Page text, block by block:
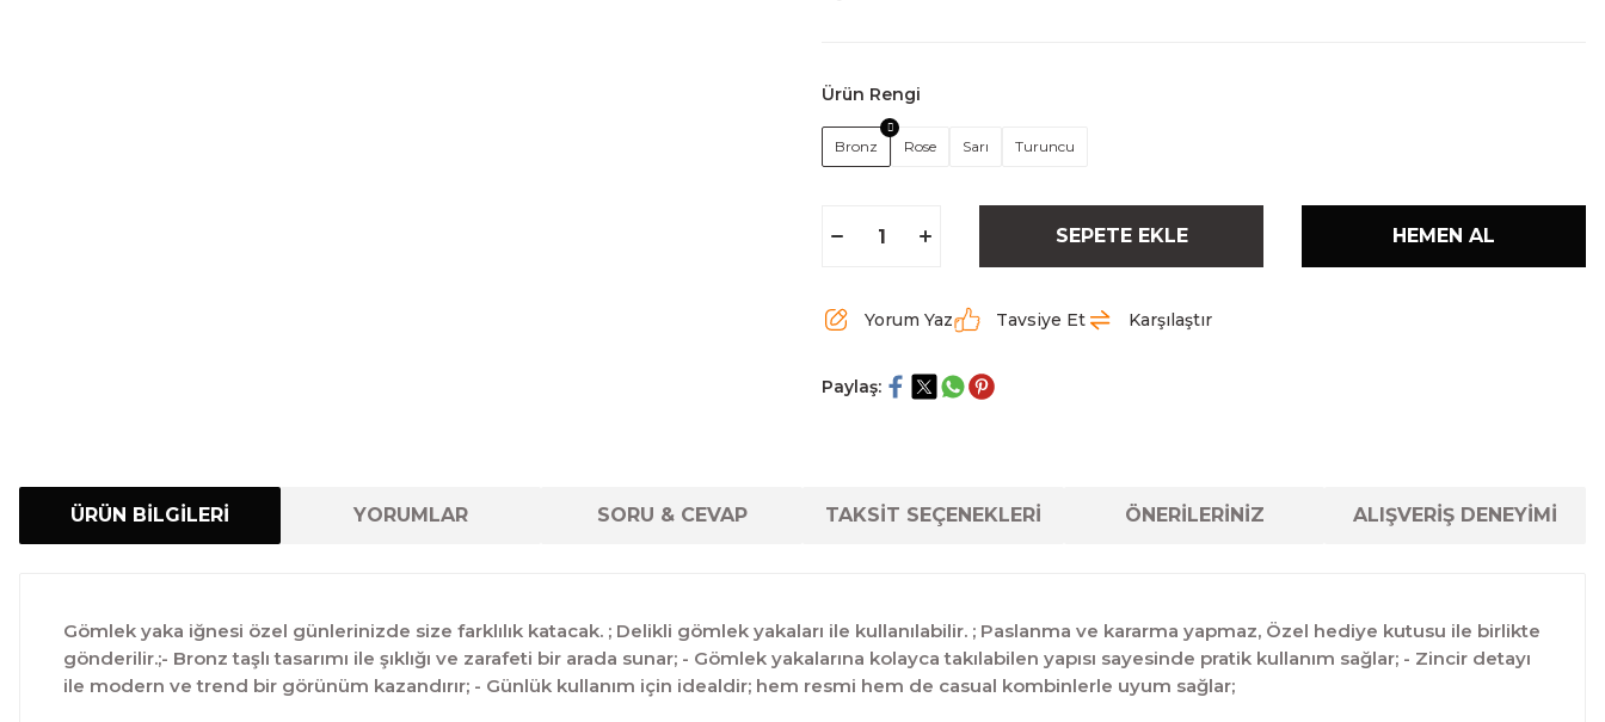
Ürün Rengi
Bronz Rose Sarı Turuncu
SEPETE EKLE HEMEN AL
Yorum Yaz Tavsiye Et Karşılaştır
Paylaş:
ÜRÜN BİLGİLERİ YORUMLAR SORU & CEVAP TAKSİT SEÇENEKLERİ ÖNERİLERİNİZ ALIŞVERİŞ DENEYİMİ
Gömlek yaka iğnesi özel günlerinizde size farklılık katacak. ; Delikli gömlek yakaları ile kullanılabilir. ; Paslanma ve kararma yapmaz, Özel hediye kutusu ile birlikte
gönderilir.;- Bronz taşlı tasarımı ile şıklığı ve zarafeti bir arada sunar; - Gömlek yakalarına kolayca takılabilen yapısı sayesinde pratik kullanım sağlar; - Zincir detayı
ile modern ve trend bir görünüm kazandırır; - Günlük kullanım için idealdir; hem resmi hem de casual kombinlerle uyum sağlar;